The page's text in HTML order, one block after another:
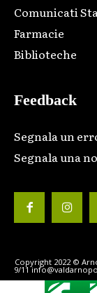
Comunicati
Farmacie
Biblioteche
Feedback
Segnala un
Segnala una
Copyright 2022 ©
9/11